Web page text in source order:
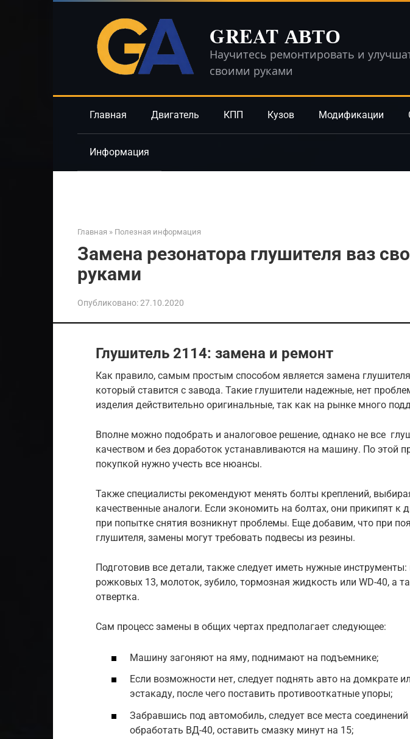
GREAT АВТО
Научитесь ремонтировать и
своими руками
Главная Двигатель КПП Кузов Модификации
Информация
Главная » Полезная информация
Замена резонатора глушителя ваз
руками
Опубликовано:27.10.2020
Глушитель 2114: замена и ремонт
Как правило, самым простым способом является замена
который ставится с завода. Такие глушители надежные, нет
изделия действительно оригинальные, так как на рынке много
Вполне можно подобрать и аналоговое решение, однако не все
качеством и без доработок устанавливаются на машину. По этой
покупкой нужно учесть все нюансы.
Также специалисты рекомендуют менять болты креплений,
качественные аналоги. Если экономить на болтах, они прикипят к
при попытке снятия возникнут проблемы. Еще добавим, что при
глушителя, замены могут требовать подвесы из резины.
Подготовив все детали, также следует иметь нужные
рожковых 13, молоток, зубило, тормозная жидкость или WD-40, а
отвертка.
Сам процесс замены в общих чертах предполагает следующее:
Машину загоняют на яму, поднимают на подъемнике;
Если возможности нет, следует поднять авто на домкрате
эстакаду, после чего поставить противооткатные упоры;
Забравшись под автомобиль, следует все места
обработать ВД-40, оставить смазку минут на 15;